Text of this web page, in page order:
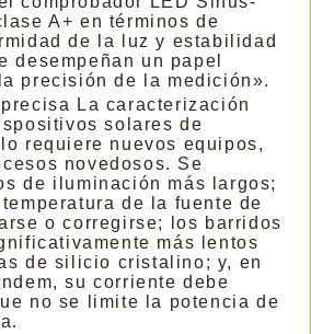
A+ en términos de
de la luz y estabilidad
desempeñan un papel
precisión de la medición».
La caracterización
solares de
requiere nuevos equipos,
novedosos. Se
de iluminación más largos;
de la fuente de
o corregirse; los barridos
más lentos
de silicio cristalino; y, en
su corriente debe
no se limite la potencia de